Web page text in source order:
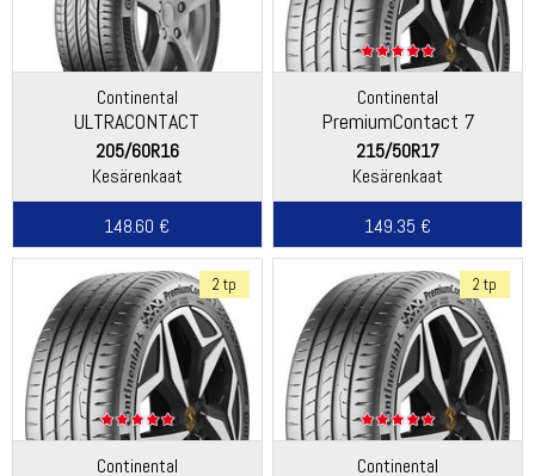
Continental
ULTRACONTACT
205/60R16
Kesärenkaat
148.60 €
Continental
PremiumContact 7
215/50R17
Kesärenkaat
149.35 €
2 tp
Continental
2 tp
Continental